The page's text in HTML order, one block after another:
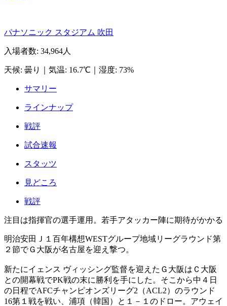
パナソニック スタジアム 吹田
入場者数: 34,964人
天候: 曇り 気温: 16.7℃ 湿度: 73%
サマリー
ラインナップ
戦評
試合速報
スタッツ
見どころ
戦評
注目は指揮官の選手運用。若手アタッカー陣に期待がかかる
明治安田Ｊ１百年構想WESTグループ地域リーグラウンド第
２節でＧ大阪が名古屋を迎え撃つ。
新たにイェンス ヴィッシング監督を迎えたＧ大阪はＣ大阪
との開幕戦でPK戦の末に勝利を手にした。そこから中４日
の日程でAFCチャンピオンズリーグ2（ACL2）のラウンド
16第１戦を戦い、浦項（韓国）と１－１のドロー。アウェイ